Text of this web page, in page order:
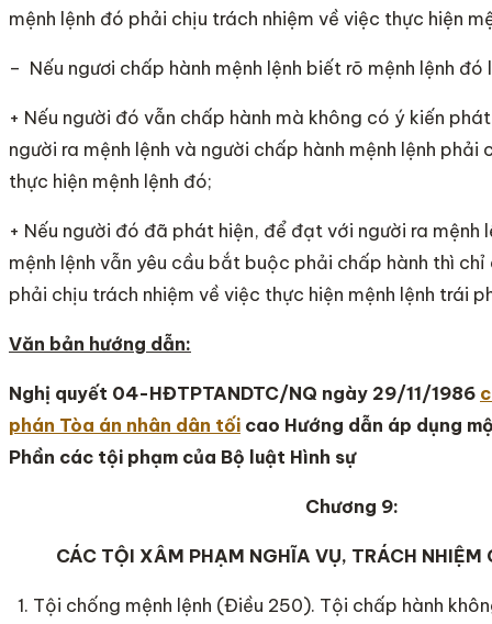
mệnh lệnh đó phải chịu trách nhiệm về việc thực hiện
– Nếu ngươi chấp hành mệnh lệnh biết rõ mệnh lệnh
+ Nếu người đó vẫn chấp hành mà không có ý kiến
người ra mệnh lệnh và người chấp hành mệnh lệnh phải
thực hiện mệnh lệnh đó;
+ Nếu người đó đã phát hiện, để đạt với người ra mệnh
mệnh lệnh vẫn yêu cầu bắt buộc phải chấp hành thì chỉ
phải chịu trách nhiệm về việc thực hiện mệnh lệnh trái
Văn bản hướng dẫn:
Nghị quyết 04-HĐTPTANDTC/NQ ngày 29/11/1986
phán Tòa án nhân dân tối cao Hướng dẫn áp dụng
Phần các tội phạm của Bộ luật Hình sự
Chương 9:
CÁC TỘI XÂM PHẠM NGHĨA VỤ, TRÁCH NHIỆM
Tội chống mệnh lệnh (Điều 250). Tội chấp hành